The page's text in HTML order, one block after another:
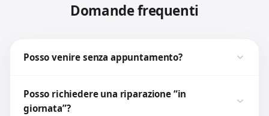
Domande frequenti
Posso venire senza appuntamento?
Posso richiedere una riparazione “in
giornata”?